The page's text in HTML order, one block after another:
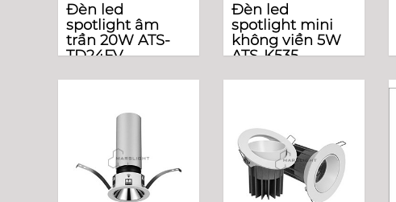
Đèn led
spotlight âm
trần 20W ATS-
TD24FV
Đèn led
spotlight mini
không viền 5W
ATS-K535